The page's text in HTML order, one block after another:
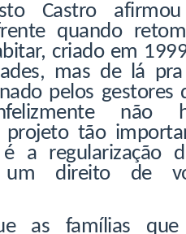
Castro
quando
criado em
mas de lá
pelos gestores
não
projeto tão
a regularização
direito de
as famílias